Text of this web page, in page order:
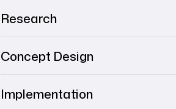
Research
Concept Design
Implementation